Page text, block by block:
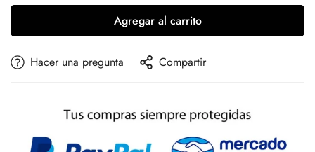
Agregar al carrito
Hacer una pregunta Compartir